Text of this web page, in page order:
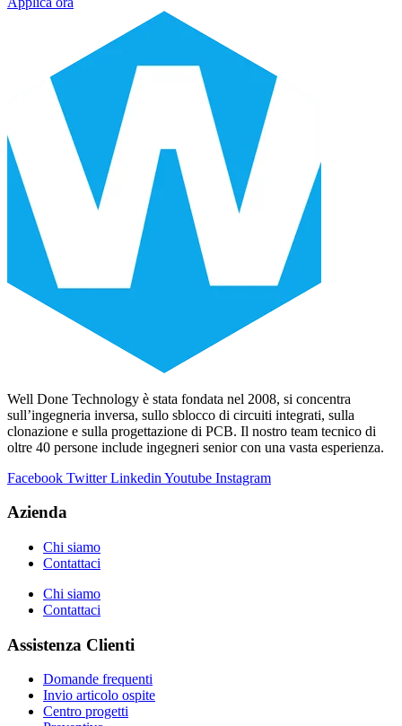
Well Done Technology è stata fondata nel 2008, si concentra
sull’ingegneria inversa, sullo sblocco di circuiti integrati, sulla
clonazione e sulla progettazione di PCB. Il nostro team tecnico di
oltre 40 persone include ingegneri senior con una vasta esperienza.
Facebook Twitter Linkedin Youtube Instagram
Azienda
Chi siamo
Contattaci
Chi siamo
Contattaci
Assistenza Clienti
Domande frequenti
Invio articolo ospite
Centro progetti